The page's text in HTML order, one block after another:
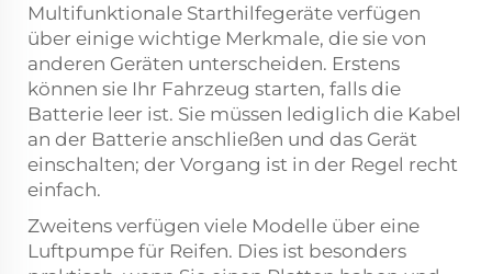
Multifunktionale Starthilfegeräte verfügen
über einige wichtige Merkmale, die sie von
anderen Geräten unterscheiden. Erstens
können sie Ihr Fahrzeug starten, falls die
Batterie leer ist. Sie müssen lediglich die Kabel
an der Batterie anschließen und das Gerät
einschalten; der Vorgang ist in der Regel recht
einfach.
Zweitens verfügen viele Modelle über eine
Luftpumpe für Reifen. Dies ist besonders